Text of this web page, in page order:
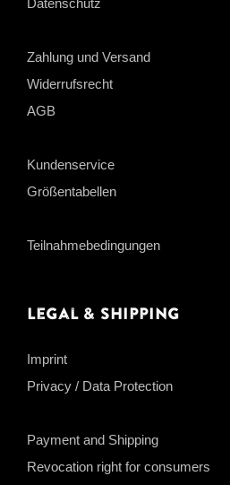
Datenschutz
Zahlung und Versand
Widerrufsrecht
AGB
Kundenservice
Größentabellen
Teilnahmebedingungen
Legal & Shipping
Imprint
Privacy / Data Protection
Payment and Shipping
Revocation right for consumers